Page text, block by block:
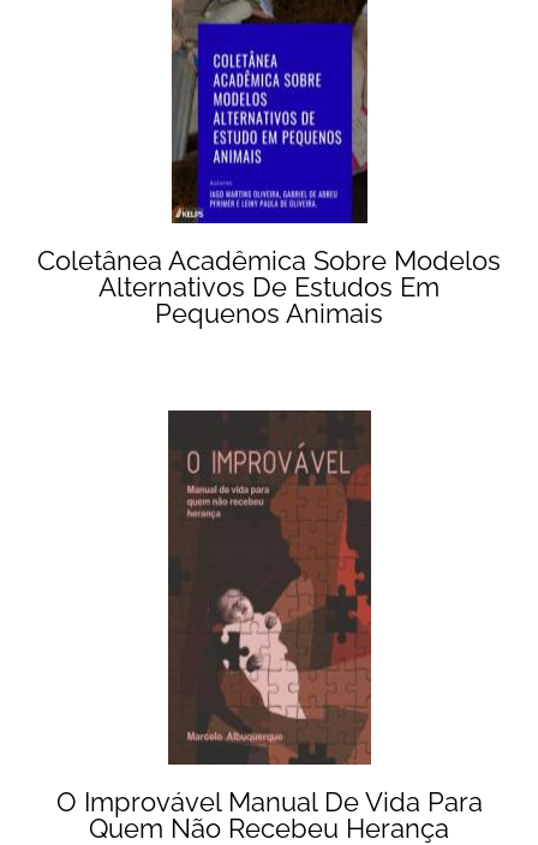
Coletânea Acadêmica Sobre Modelos
Alternativos De Estudos Em
Pequenos Animais
O Improvável Manual De Vida Para
Quem Não Recebeu Herança